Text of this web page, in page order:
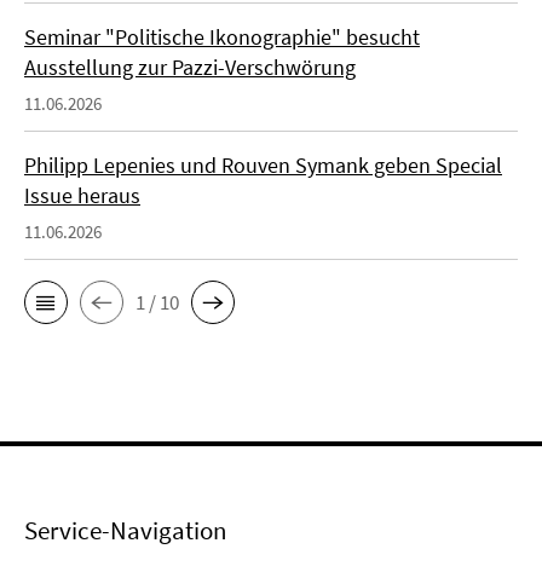
Seminar "Politische Ikonographie" besucht
Ausstellung zur Pazzi-Verschwörung
11.06.2026
Philipp Lepenies und Rouven Symank geben Special
Issue heraus
11.06.2026
1 / 10
Service-Navigation